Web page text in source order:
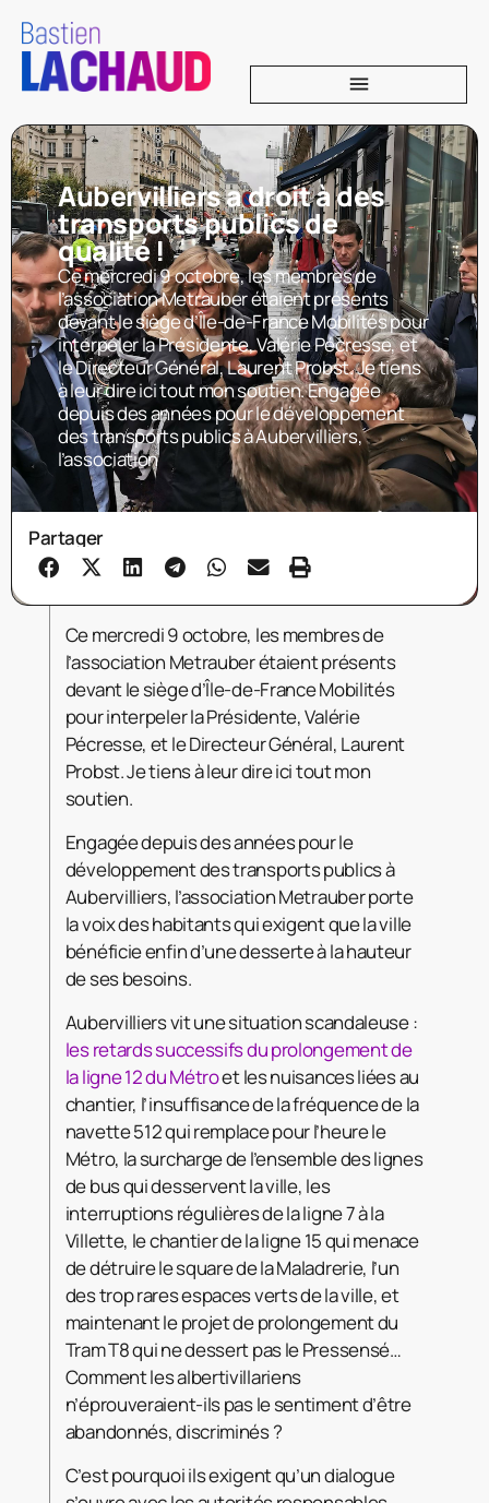
Aubervilliers a droit à des
transports publics de
qualité !
Ce mercredi 9 octobre, les membres de
l’association Metrauber étaient présents
devant le siège d’Île-de-France Mobilités pour
interpeler la Présidente, Valérie Pécresse, et
le Directeur Général, Laurent Probst. Je tiens
à leur dire ici tout mon soutien. Engagée
depuis des années pour le développement
des transports publics à Aubervilliers,
l’association
Partager
Ce mercredi 9 octobre, les membres de
l’association Metrauber étaient présents
devant le siège d’Île-de-France Mobilités
pour interpeler la Présidente, Valérie
Pécresse, et le Directeur Général, Laurent
Probst. Je tiens à leur dire ici tout mon
soutien.
Engagée depuis des années pour le
développement des transports publics à
Aubervilliers, l’association Metrauber porte
la voix des habitants qui exigent que la ville
bénéficie enfin d’une desserte à la hauteur
de ses besoins.
Aubervilliers vit une situation scandaleuse :
les retards successifs du prolongement de
la ligne 12 du Métroet les nuisances liées au
chantier, l’insuffisance de la fréquence de la
navette 512 qui remplace pour l’heure le
Métro, la surcharge de l’ensemble des lignes
de bus qui desservent la ville, les
interruptions régulières de la ligne 7 à la
Villette, le chantier de la ligne 15 qui menace
de détruire le square de la Maladrerie, l’un
des trop rares espaces verts de la ville, et
maintenant le projet de prolongement du
Tram T8 qui ne dessert pas le Pressensé…
Comment les albertivillariens
n’éprouveraient-ils pas le sentiment d’être
abandonnés, discriminés ?
C’est pourquoi ils exigent qu’un dialogue